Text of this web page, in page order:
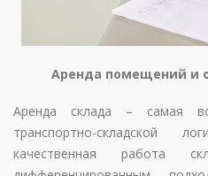
Аренда помещений и
Аренда склада – самая
транспортно-складской
качественная работа